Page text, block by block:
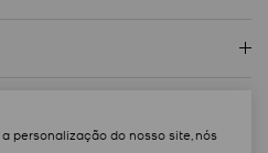
personalização do nosso site, nós